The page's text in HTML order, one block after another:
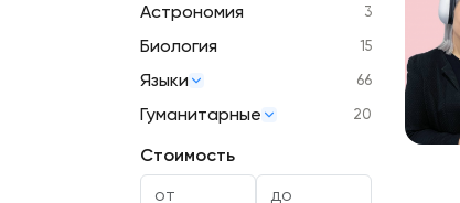
Астрономия 3
Биология 15
Языки 66
Гуманитарные 20
Стоимость